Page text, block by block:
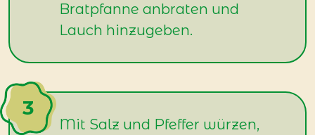
Bratpfanne anbraten und
Lauch hinzugeben.
Mit Salz und Pfeffer würzen,